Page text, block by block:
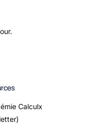
Calculx